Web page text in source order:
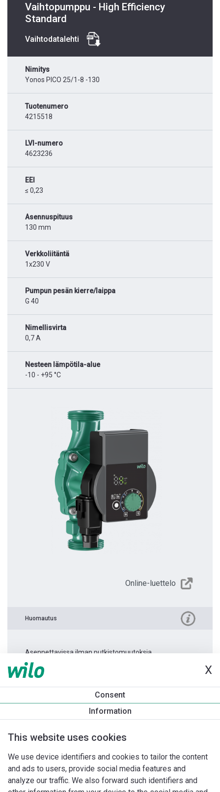
X
Consent
Information
This website uses cookies
We use device identifiers and cookies to tailor the content
and ads to users, provide social media features and
analyze our traffic. We also forward such identifiers and
Vaihtopumppu - High Efficiency
Standard
Vaihtodatalehti
Nimitys
Yonos PICO 25/1-8 -130
Tuotenumero
4215518
LVI-numero
4623236
EEI
≤ 0,23
Asennuspituus
130 mm
Verkkoliitäntä
1x230 V
Pumpun pesän kierre/laippa
G 40
Nimellisvirta
0,7 A
Nesteen lämpötila-alue
-10 - +95 °C
Online-luettelo
Huomautus
Asennettavissa ilman putkistomuutoksia.
Tuotetietoa